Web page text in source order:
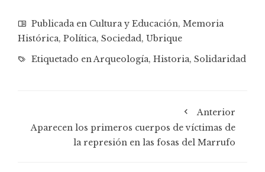
Publicada en Cultura y Educación, Memoria
Histórica, Política, Sociedad, Ubrique
Etiquetado enArqueología, Historia, Solidaridad
Anterior
Aparecen los primeros cuerpos de víctimas de
la represión en las fosas del Marrufo